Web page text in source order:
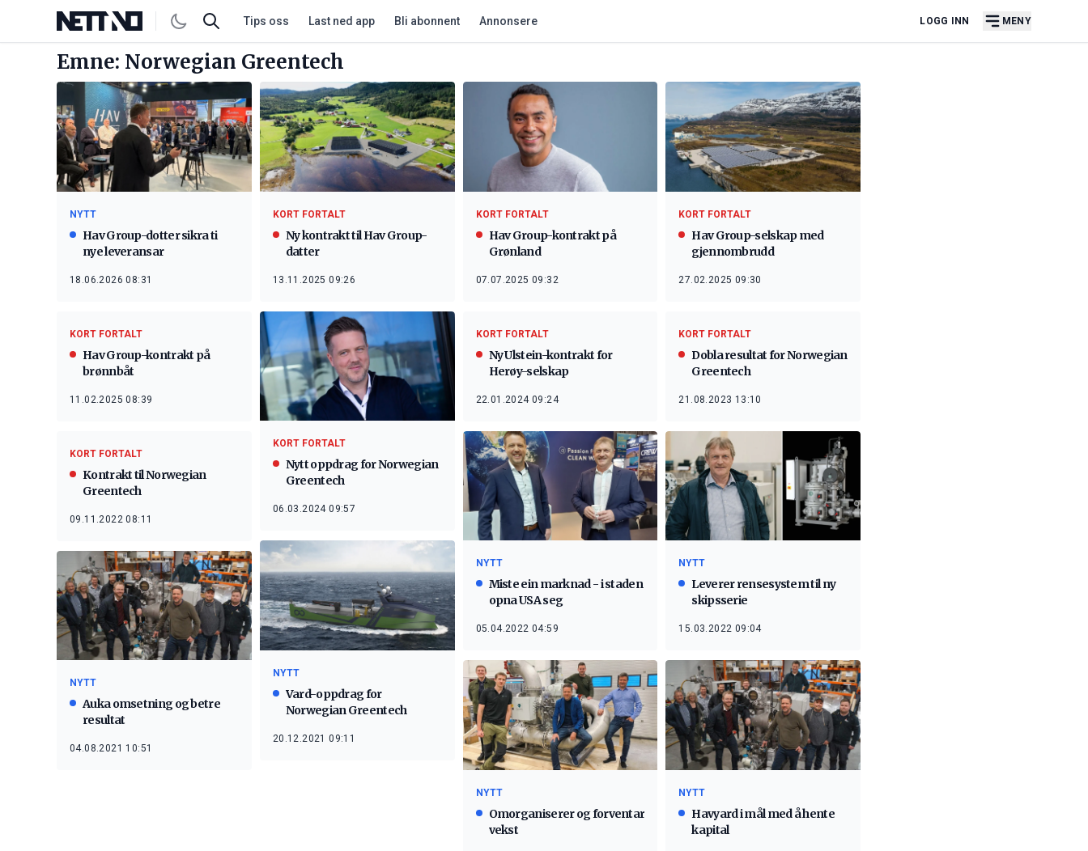
Tips oss Last ned app Bli abonnent Annonsere LOGG INN MENY
Emne: Norwegian Greentech
NYTT
Hav Group-dotter sikra ti
nye leveransar
18.06.2026 08:31
KORT FORTALT
Ny kontrakt til Hav Group-
datter
13.11.2025 09:26
KORT FORTALT
Hav Group-kontrakt på
Grønland
07.07.2025 09:32
KORT FORTALT
Hav Group-selskap med
gjennombrudd
27.02.2025 09:30
KORT FORTALT
Hav Group-kontrakt på
brønnbåt
11.02.2025 08:39
KORT FORTALT
Nytt oppdrag for Norwegian
Greentech
06.03.2024 09:57
KORT FORTALT
Ny Ulstein-kontrakt for
Herøy-selskap
22.01.2024 09:24
KORT FORTALT
Dobla resultat for Norwegian
Greentech
21.08.2023 13:10
KORT FORTALT
Kontrakt til Norwegian
Greentech
09.11.2022 08:11
NYTT
Miste ein marknad - i staden
opna USA seg
05.04.2022 04:59
NYTT
Leverer rensesystem til ny
skipsserie
15.03.2022 09:04
NYTT
Vard-oppdrag for
Norwegian Greentech
20.12.2021 09:11
NYTT
Auka omsetning og betre
resultat
04.08.2021 10:51
NYTT
Omorganiserer og forventar
vekst
NYTT
Havyard i mål med å hente
kapital